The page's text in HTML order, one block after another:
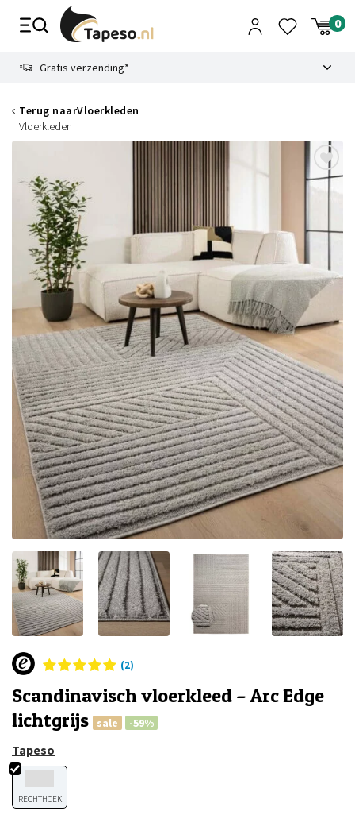
Gratis verzending*
Terug naarVloerkleden
Vloerkleden
(2)
Scandinavisch vloerkleed – Arc Edge
lichtgrijs
sale -59%
Tapeso
RECHTHOEK